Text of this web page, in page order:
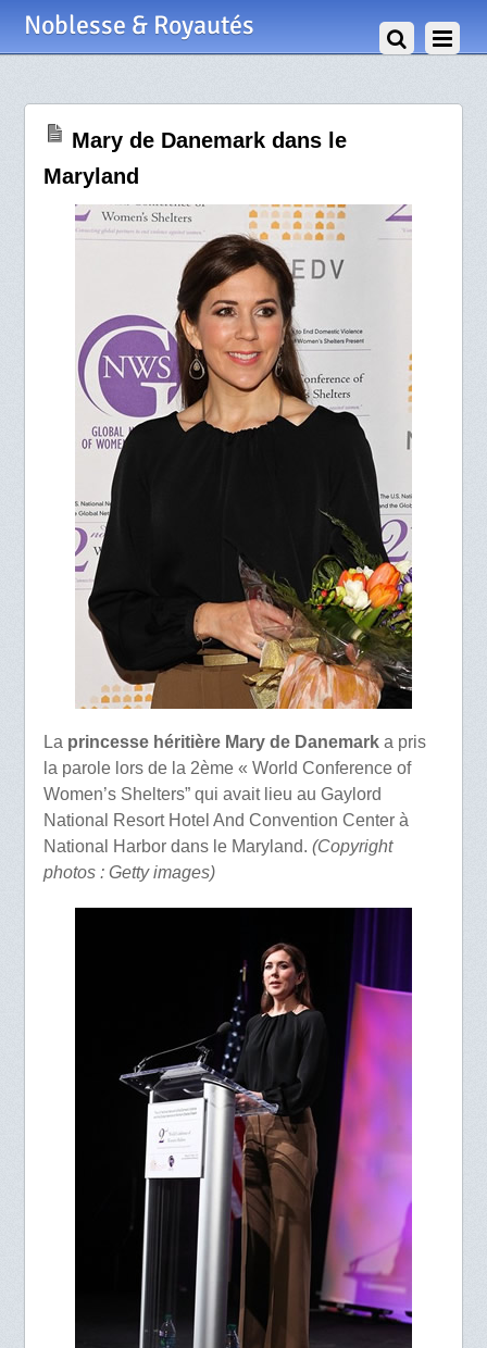
Noblesse & Royautés
Mary de Danemark dans le
Maryland
La princesse héritière Mary de Danemarka pris
la parole lors de la 2ème « World Conference of
Women’s Shelters” qui avait lieu au Gaylord
National Resort Hotel And Convention Center à
National Harbor dans le Maryland. (Copyright
photos : Getty images)